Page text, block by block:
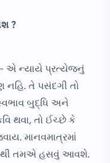
?
એ ન્યાયે પ્રત્યેજનું
તે પસંદગી તો
બુદ્ધિ અને
થવા, તો ઈચ્છે કે
માનવમાત્રમાં
તમએ હસવું આવશે.